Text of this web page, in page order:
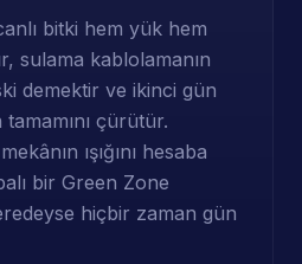
bitki hem yük hem
sulama kablolamanın
demektir ve ikinci gün
çürütür.
ışığını hesaba
bir Green Zone
hiçbir zaman gün